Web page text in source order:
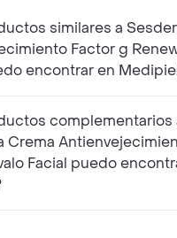
similares a
Factor g
encontrar en
complementarios
Crema
Facial puedo